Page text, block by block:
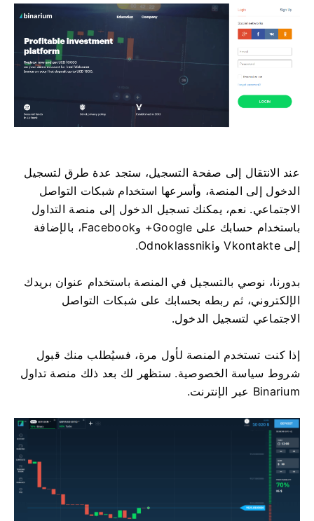
عند الانتقال إلى صفحة التسجيل، ستجد عدة طرق لتسجيل
الدخول إلى المنصة، وأسرعها استخدام شبكات التواصل
الاجتماعي. نعم، يمكنك تسجيل الدخول إلى منصة التداول
باستخدام حسابك على Google+ وFacebook، بالإضافة
إلى Vkontakte وOdnoklassniki.
بدورنا، نوصي بالتسجيل في المنصة باستخدام عنوان بريدك
الإلكتروني، ثم ربطه بحسابك على شبكات التواصل
الاجتماعي لتسجيل الدخول.
إذا كنت تستخدم المنصة لأول مرة، فسيُطلب منك قبول
شروط سياسة الخصوصية. ستظهر لك بعد ذلك منصة تداول
Binarium عبر الإنترنت.